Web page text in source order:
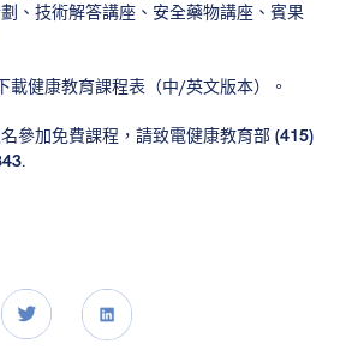
、技術解答講座、安全藥物講座、賓果
載健康教育課程表（中/英文版本）。
參加免費課程，請致電健康教育部 (415)
.